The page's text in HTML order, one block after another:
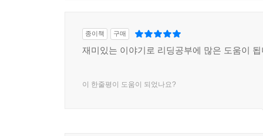
종이책 구매
재미있는 이야기로 리딩공부에 많은 도움이
이 한줄평이 도움이 되었나요?